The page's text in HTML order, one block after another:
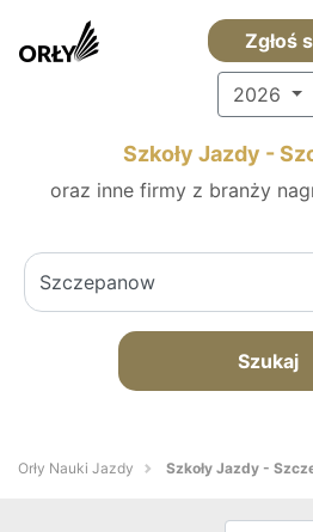
Zgłoś
2026
Szkoły Jazdy -
oraz inne firmy z branży
Szukaj
Orły Nauki Jazdy Szkoły Jazdy -